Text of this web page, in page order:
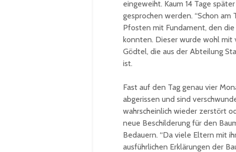
eingeweiht. Kaum 14 Tage
gesprochen werden. “Schon
Pfosten mit Fundament, den
konnten. Dieser wurde wohl mit
Gödtel, die aus der Abteilung
ist.
Fast auf den Tag genau vier
abgerissen und sind
wahrscheinlich wieder zerstört
neue Beschilderung für den
Bedauern. “Da viele Eltern mit
ausführlichen Erklärungen der